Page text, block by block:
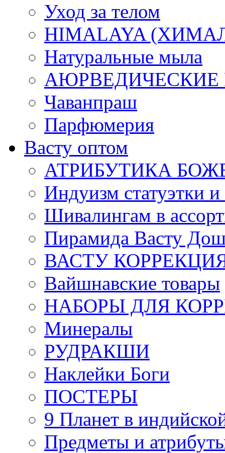
Уход за телом
HIMALAYA
Натуральные мыла
Чаванпраш
Парфюмерия
Васту оптом
АТРИБУТИКА
Индуизм статуэтки
Шивалингам в
Пирамида Васту
ВАСТУ
Вайшнавские товары
НАБОРЫ ДЛЯ
Минералы
РУДРАКШИ
Наклейки Боги
ПОСТЕРЫ
9 Планет в
Предметы и